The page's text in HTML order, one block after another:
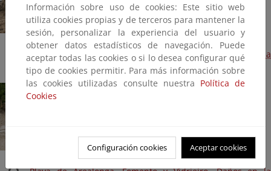
Playa de Abrela. Daños en pasarelas, duchas, limpieza
dunas (Plan Litoral 2014) (Terminada, 2014)
Información sobre uso de cookies: Este sitio web
utiliza cookies propias y de terceros para mantener la
sesión, personalizar la experiencia del usuario y
obtener datos estadísticos de navegación. Puede
aceptar todas las cookies o si lo desea configurar qué
tipo de cookies permitir. Para más información sobre
las cookies utilizadas consulte nuestra Política de
Cookies
Configuración cookies Aceptar cookies